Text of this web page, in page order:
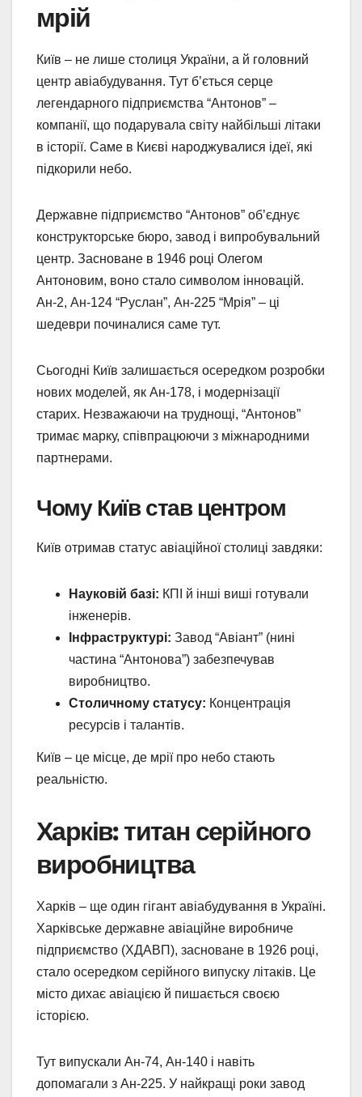
мрій
Київ – не лише столиця України, а й головний
центр авіабудування. Тут б’ється серце
легендарного підприємства “Антонов” –
компанії, що подарувала світу найбільші літаки
в історії. Саме в Києві народжувалися ідеї, які
підкорили небо.
Державне підприємство “Антонов” об’єднує
конструкторське бюро, завод і випробувальний
центр. Засноване в 1946 році Олегом
Антоновим, воно стало символом інновацій.
Ан-2, Ан-124 “Руслан”, Ан-225 “Мрія” – ці
шедеври починалися саме тут.
Сьогодні Київ залишається осередком розробки
нових моделей, як Ан-178, і модернізації
старих. Незважаючи на труднощі, “Антонов”
тримає марку, співпрацюючи з міжнародними
партнерами.
Чому Київ став центром
Київ отримав статус авіаційної столиці завдяки:
Науковій базі: КПІ й інші виші готували
інженерів.
Інфраструктурі: Завод “Авіант” (нині
частина “Антонова”) забезпечував
виробництво.
Столичному статусу: Концентрація
ресурсів і талантів.
Київ – це місце, де мрії про небо стають
реальністю.
Харків: титан серійного
виробництва
Харків – ще один гігант авіабудування в Україні.
Харківське державне авіаційне виробниче
підприємство (ХДАВП), засноване в 1926 році,
стало осередком серійного випуску літаків. Це
місто дихає авіацією й пишається своєю
історією.
Тут випускали Ан-74, Ан-140 і навіть
допомагали з Ан-225. У найкращі роки завод